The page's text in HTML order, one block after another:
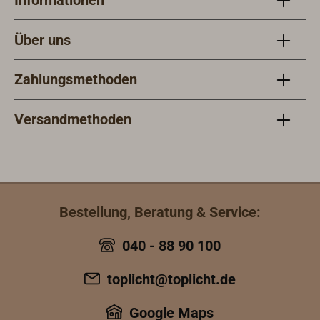
Über uns
Zahlungsmethoden
Versandmethoden
Bestellung, Beratung & Service:
040 - 88 90 100
toplicht@toplicht.de
Google Maps